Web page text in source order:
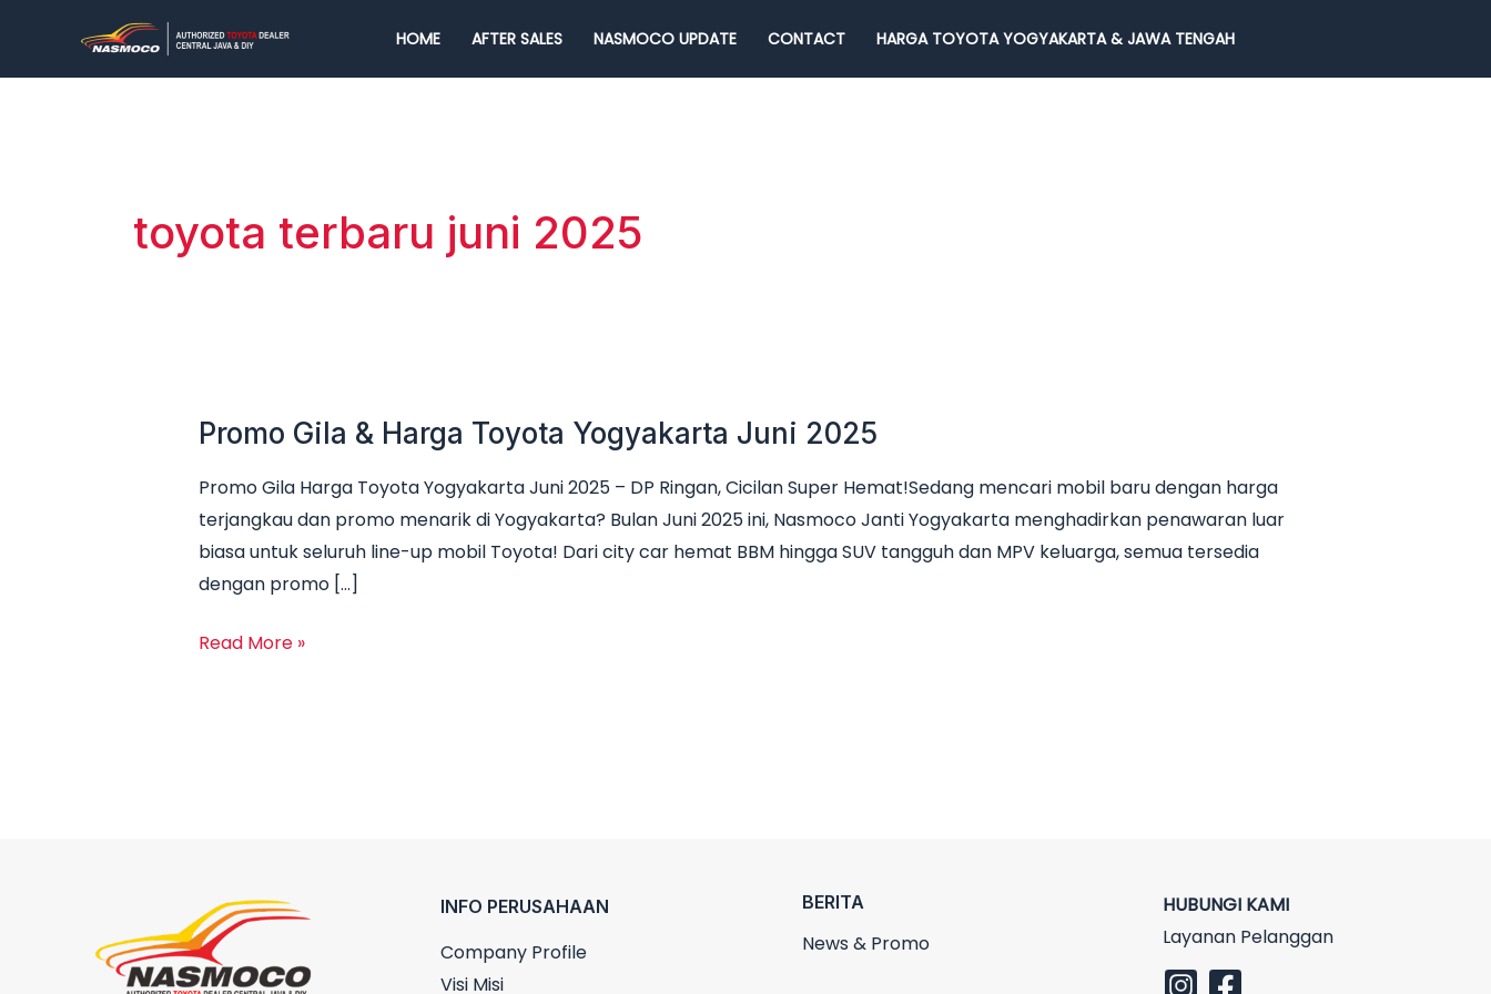
konten
HOME AFTER SALES NASMOCO UPDATE CONTACT HARGA TOYOTA YOGYAKARTA & JAWA TENGAH
toyota terbaru juni 2025
Promo Gila & Harga Toyota Yogyakarta Juni 2025
Promo Gila Harga Toyota Yogyakarta Juni 2025 – DP Ringan, Cicilan Super Hemat!Sedang mencari mobil baru dengan harga
terjangkau dan promo menarik di Yogyakarta? Bulan Juni 2025 ini, Nasmoco Janti Yogyakarta menghadirkan penawaran luar
biasa untuk seluruh line-up mobil Toyota! Dari city car hemat BBM hingga SUV tangguh dan MPV keluarga, semua tersedia
dengan promo […]
Promo
&
Harga
Toyota
Yogyakarta
2025
Read More »
INFO PERUSAHAAN
Company Profile
Visi Misi
BERITA
News & Promo
HUBUNGI KAMI
Layanan Pelanggan